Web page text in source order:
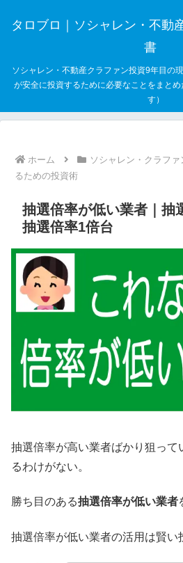
タロブロ｜ソシャレン・不動
書
ソシャレン・不動産クラファン投資9年目の
が安全に投資するために必要なことをまと
す）
ホーム ソシャレン・クラファ
るための投資術
抽選倍率が低い業者｜抽
抽選倍率1倍台
抽選倍率が高い業者ばかり狙って
るわけがない。
勝ち目のある抽選倍率が低い業者
抽選倍率が低い業者の活用は賢い